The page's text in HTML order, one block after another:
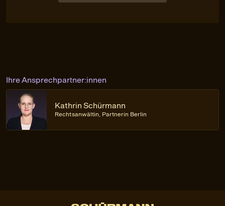
Ihre Ansprechpartner:innen
Kathrin Schürmann
Rechtsanwältin, Partnerin Berlin